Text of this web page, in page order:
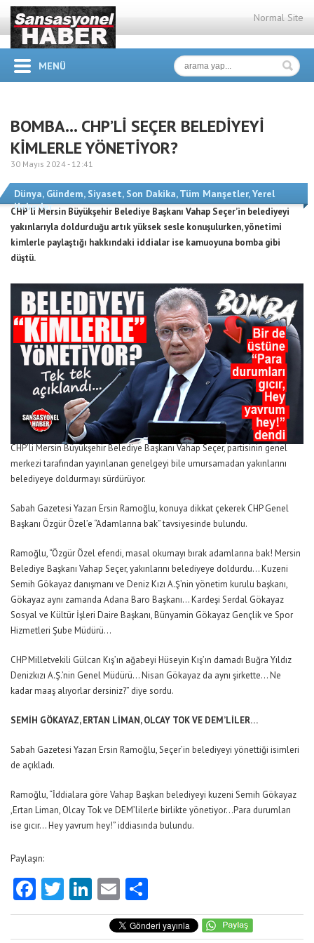
Normal Site
MENÜ
BOMBA… CHP’Lİ SEÇER BELEDİYEYİ
KİMLERLE YÖNETİYOR?
30 Mayıs 2024 - 12:41
Dünya, Gündem, Siyaset, Son Dakika,Tüm Manşetler,Yerel
Haberler
CHP’li Mersin Büyükşehir Belediye Başkanı Vahap Seçer’in belediyeyi
yakınlarıyla doldurduğu artık yüksek sesle konuşulurken, yönetimi
kimlerle paylaştığı hakkındaki iddialar ise kamuoyuna bomba gibi
düştü.
CHP’li Mersin Büyükşehir Belediye Başkanı Vahap Seçer, partisinin genel
merkezi tarafından yayınlanan genelgeyi bile umursamadan yakınlarını
belediyeye doldurmayı sürdürüyor.
Sabah Gazetesi Yazarı Ersin Ramoğlu, konuya dikkat çekerek CHP Genel
Başkanı Özgür Özel’e “Adamlarına bak” tavsiyesinde bulundu.
Ramoğlu, “Özgür Özel efendi, masal okumayı bırak adamlarına bak! Mersin
Belediye Başkanı Vahap Seçer, yakınlarını belediyeye doldurdu… Kuzeni
Semih Gökayaz danışmanı ve Deniz Kızı A.Ş’nin yönetim kurulu başkanı,
Gökayaz aynı zamanda Adana Baro Başkanı… Kardeşi Serdal Gökayaz
Sosyal ve Kültür İşleri Daire Başkanı, Bünyamin Gökayaz Gençlik ve Spor
Hizmetleri Şube Müdürü…
CHP Milletvekili Gülcan Kış’ın ağabeyi Hüseyin Kış’ın damadı Buğra Yıldız
Denizkızı A.Ş.’nin Genel Müdürü… Nisan Gökayaz da aynı şirkette… Ne
kadar maaş alıyorlar dersiniz?” diye sordu.
SEMİH GÖKAYAZ, ERTAN LİMAN, OLCAY TOK VE DEM’LİLER…
Sabah Gazetesi Yazarı Ersin Ramoğlu, Seçer’in belediyeyi yönettiği isimleri
de açıkladı.
Ramoğlu, “İddialara göre Vahap Başkan belediyeyi kuzeni Semih Gökayaz
,Ertan Liman, Olcay Tok ve DEM’lilerle birlikte yönetiyor…Para durumları
ise gıcır… Hey yavrum hey!” iddiasında bulundu.
Paylaşın:
Facebook
Twitter
LinkedIn
Email